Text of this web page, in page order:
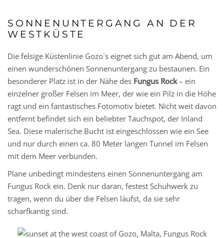
SONNENUNTERGANG AN DER
WESTKÜSTE
Die felsige Küstenlinie Gozo`s eignet sich gut am Abend, um
einen wunderschönen Sonnenuntergang zu bestaunen. Ein
besonderer Platz ist in der Nähe des Fungus Rock– ein
einzelner großer Felsen im Meer, der wie ein Pilz in die Höhe
ragt und ein fantastisches Fotomotiv bietet. Nicht weit davon
entfernt befindet sich ein beliebter Tauchspot, der Inland
Sea. Diese malerische Bucht ist eingeschlossen wie ein See
und nur durch einen ca. 80 Meter langen Tunnel im Felsen
mit dem Meer verbunden.
Plane unbedingt mindestens einen Sonnenuntergang am
Fungus Rock ein. Denk nur daran, festest Schuhwerk zu
tragen, wenn du über die Felsen läufst, da sie sehr
scharfkantig sind.